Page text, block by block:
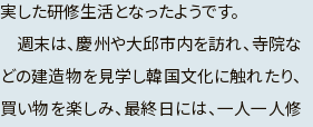
実した研修生活となったようです。
週末は、慶州や大邱市内を訪れ、寺院な
どの建造物を見学し韓国文化に触れたり、
買い物を楽しみ、最終日には、一人一人修